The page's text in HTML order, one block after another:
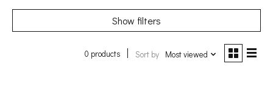
Show filters
0 products Sort by Most viewed